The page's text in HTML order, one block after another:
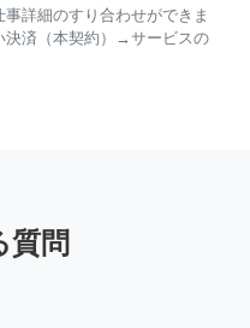
詳細のすり合わせができま
決済（本契約）→サービスの
質問